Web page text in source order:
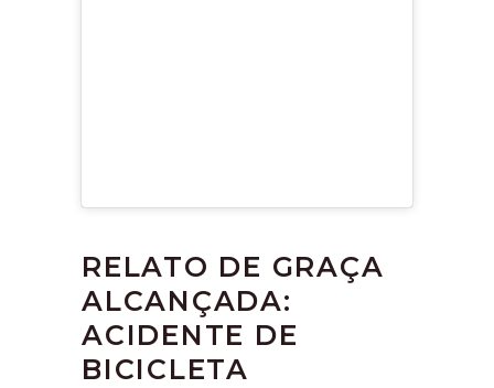
RELATO DE GRAÇA
ALCANÇADA:
ACIDENTE DE
BICICLETA